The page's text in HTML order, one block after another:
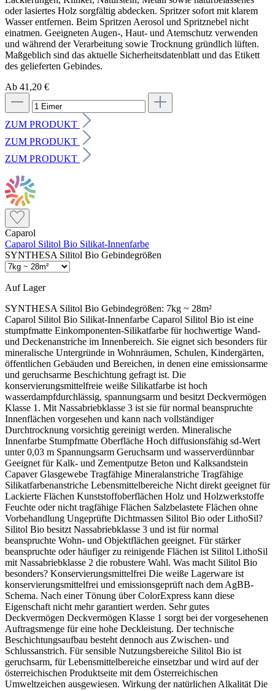
Ab 41,20 €
ZUM PRODUKT
ZUM PRODUKT
ZUM PRODUKT
Caparol
Caparol Silitol Bio Silikat-Innenfarbe
SYNTHESA Silitol Bio Gebindegrößen
Auf Lager
SYNTHESA Silitol Bio Gebindegrößen: 7kg ~ 28m²
Caparol Silitol Bio Silikat-Innenfarbe Caparol Silitol Bio ist eine stumpfmatte Einkomponenten-Silikatfarbe für hochwertige Wand- und Deckenanstriche im Innenbereich. Sie eignet sich besonders für mineralische Untergründe in Wohnräumen, Schulen, Kindergärten, öffentlichen Gebäuden und Bereichen, in denen eine emissionsarme und geruchsarme Beschichtung gefragt ist. Die konservierungsmittelfreie weiße Silikatfarbe ist hoch wasserdampfdurchlässig, spannungsarm und besitzt Deckvermögen Klasse 1. Mit Nassabriebklasse 3 ist sie für normal beanspruchte Innenflächen vorgesehen und kann nach vollständiger Durchtrocknung vorsichtig gereinigt werden. Mineralische Innenfarbe Stumpfmatte Oberfläche Hoch diffusionsfähig sd-Wert unter 0,03 m Spannungsarm Geruchsarm und wasserverdünnbar Geeignet für Kalk- und Zementputze Beton und Kalksandstein Capaver Glasgewebe Tragfähige Mineralanstriche Tragfähige Silikatfarbenanstriche Lebensmittelbereiche Nicht direkt geeignet für Lackierte Flächen Kunststoffoberflächen Holz und Holzwerkstoffe Feuchte oder nicht tragfähige Flächen Salzbelastete Flächen ohne Vorbehandlung Ungeprüfte Dichtmassen Silitol Bio oder LithoSil? Silitol Bio besitzt Nassabriebklasse 3 und ist für normal beanspruchte Wohn- und Objektflächen geeignet. Für stärker beanspruchte oder häufiger zu reinigende Flächen ist Silitol LithoSil mit Nassabriebklasse 2 die robustere Wahl. Was macht Silitol Bio besonders? Konservierungsmittelfrei Die weiße Lagerware ist konservierungsmittelfrei und emissionsgeprüft nach dem AgBB-Schema. Nach einer Tönung über ColorExpress kann diese Eigenschaft nicht mehr garantiert werden. Sehr gutes Deckvermögen Deckvermögen Klasse 1 sorgt bei der vorgesehenen Auftragsmenge für eine hohe Deckleistung. Der technische Beschichtungsaufbau besteht dennoch aus Zwischen- und Schlussanstrich. Für sensible Nutzungsbereiche Silitol Bio ist geruchsarm, für Lebensmittelbereiche einsetzbar und wird auf der österreichischen Produktseite mit dem Österreichischen Umweltzeichen ausgewiesen. Wirkung der natürlichen Alkalität Die natürliche Alkalität des Bindemittels behindert die Vermehrung beziehungsweise das Wachstum von Bakterien und Pilzen. Diese materialbedingte Eigenschaft ersetzt jedoch keine Schimmelsanierung. Vorhandener Schimmelbefall muss fachgerecht entfernt und die Ursache der Feuchtigkeit dauerhaft behoben werden. Laut technischem Datenblatt werden betroffene Flächen anschließend mit Capatox unverdünnt behandelt und vollständig getrocknet. Passt Silitol Bio zu deinem Projekt? Das Produkt passt, wenn … eine mineralische Innenfarbe gesucht wird der Wandaufbau diffusionsoffen bleiben soll Nassabriebklasse 3 für die Nutzung ausreicht eine konservierungsmittelfreie weiße Farbe gewünscht ist Wohn-, Schul- oder Objektflächen gestrichen werden Besser ein anderes Produkt wählen, wenn … eine höhere Reinigungsbeständigkeit benötigt wird eine robuste Wandfarbe für stark beanspruchte Flächen gesucht wird auf Lack, Kunststoff oder Holz gearbeitet wird der Untergrund dauerhaft feucht oder nicht tragfähig ist nur ein einziger Anstrich eingeplant werden soll Mineralische Untergründe vorbereiten Sinternde und mehlende Flächen Sinterhaut sowie mehlende oder wischende Schichten mechanisch entfernen oder mit Histolith Fluat behandeln und anschließend gründlich mit Wasser nachwaschen. Stark saugende Flächen Stark saugende mineralische Untergründe mit CaPriSil Fassaden Grund unverdünnt oder mit Histolith Silikat-Fixativ vorbereiten. Histolith Silikat-Fixativ wird abhängig von der Saugfähigkeit unverdünnt oder bis 1 : 1 mit Wasser verdünnt eingesetzt. Neue Kalk- und Zementputze Neue Putze der Klassen CS II bis CS IV normalerweise zwei bis vier Wochen ungestrichen stehen lassen. Nachputzstellen vollständig trocknen lassen, mit Histolith Fluat behandeln und anschließend mit Wasser nachwaschen. Beton, Gipsputz und Gipskarton Beton Betonflächen abbürsten und entstauben. Zementschlämme, Schalöl, Fett und Wachs vollständig entfernen. Ausbrüche und Fehlstellen mit einer geeigneten Zementspachtelmasse ausbessern. Gipsputz Gipsputze mit Security Primer Roll-On oder Primalon Tiefgrund LF grundieren. Eine vorhandene Sinterhaut vorher abschleifen und den Schleifstaub vollständig entfernen. Gipskarton- und Gipsbauplatten Spachtelgrate abschleifen und mit Security Primer Roll-On oder Primalon Tiefgrund LF grundieren. Platten mit wasserlöslichen oder verfärbenden Inhaltsstoffen benötigen Primalon Filtergrund fein. Lehmputz und Altanstriche Lehmputz Lehmputz reinigen und mit CaPriSil Fassaden Grund unverdünnt oder mit Histolith Silikat-Fixativ grundieren. Vor der Gesamtbeschichtung eine Probefläche anlegen und auf mögliche Braunverfärbungen prüfen. Mineralische Altanstriche Fest haftende Mineral- und Silikatfarbenanstriche trocken oder nass reinigen. Nicht tragfähige Schichten vollständig abschleifen oder abschaben. Leimfarbenanstriche Alte Leimfarbe vollständig abwaschen. Nach ausreichender Trocknung eine Grundbeschichtung mit Security Primer Roll-On ausführen. Besondere Problemstellen Salzausblühungen Salze trocken abbürsten und mit Primalon Tiefgrund TB grundieren. Eine dauerhafte Unterbindung erneut auftretender Salzausblühungen kann nicht garantiert werden. Acryl- und Dichtmassen Auf Acryl- und anderen Dichtstoffen können Risse, Verfärbungen oder Haftungsprobleme entstehen. Vor dem Flächenanstrich immer einen Probeanstrich ausführen. Kleine Fehlstellen Kleine Fehlstellen mit Handspachtel leicht ausbessern und mit Primalon Universal Haftgrund vorstreichen. Gipsspachtelstellen mit Primalon Tiefgrund LF grundieren. Untergrund entscheidet über das Ergebnis: Unterschiedliche Alkalität, Saugfähigkeit und Materialarten können Flecken oder Farbtonunterschiede verursachen. Kritische Flächen und Übergänge deshalb vorab prüfen und bei Bedarf durch eine geeignete Grundierung vereinheitlichen. Der richtige Beschichtungsaufbau 1. Fläche vorbereiten Der Untergrund muss fest, trocken, tragfähig und frei von Schmutz, Staub sowie trennenden Substanzen sein. 2. Zwischenanstrich Silitol Bio idealerweise mit etwa 5 %, maximal jedoch mit 10 % sauberem Wasser verdünnen und gleichmäßig auftragen. 3. Schlussanstrich Nach mindestens zwölf Stunden einen gleichmäßigen Schlussanstrich ausführen. Auch dieser darf mit maximal 10 % Wasser verdünnt werden. Verbrauch und Reichweite Gebinde mit 7 kg Bei einem Anstrich rechnerisch ca. 35–46 m². Bei zwei Anstrichen ungefähr 17–23 m² fertige Fläche. Gebinde mit 12,5 kg Bei einem Anstrich rechnerisch ca. 62–83 m². Bei zwei Anstrichen ungefähr 31–41 m² fertige Fläche. Gebinde mit 25 kg Bei einem Anstrich rechnerisch ca. 125–166 m². Bei zwei Anstrichen ungefähr 62–83 m² fertige Fläche. Grundlage ist ein Richtverbrauch von etwa 150–200 g/m² je Anstrich. Untergrundstruktur, Saugfähigkeit, Werkzeug und objektbedingte Materialverluste beeinflussen den tatsächlichen Bedarf. Den exakt